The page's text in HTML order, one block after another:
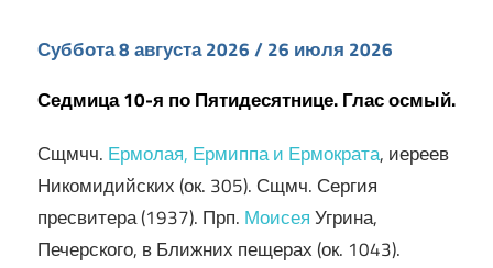
Суббота 8 августа 2026 / 26 июля 2026
Седмица 10-я по Пятидесятнице. Глас осмый.
Сщмчч. Ермолая, Ермиппа и Ермократа, иереев
Никомидийских (ок. 305). Сщмч. Сергия
пресвитера (1937). Прп. МоисеяУгрина,
Печерского, в Ближних пещерах (ок. 1043).